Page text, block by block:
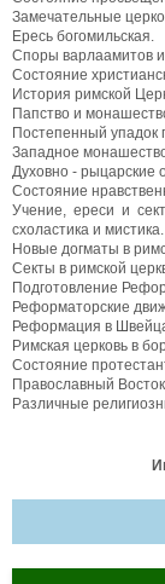
Замечательные
Ересь богомильская.
Споры варлаамитов и
Состояние
История римской
Папство и
Постепенный упадок
Западное
Духовно - рыцарские
Состояние
Учение, ереси и
схоластика и мистика.
Новые догматы в
Секты в римской
Подготовление
Реформаторские
Реформация в
Римская церковь в
Состояние
Православный Восток.
Различные